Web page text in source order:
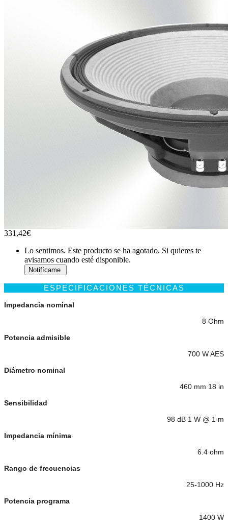
331,42€
Lo sentimos. Este producto se ha agotado. Si quieres te
avisamos cuando esté disponible.
ESPECIFICACIONES TÉCNICAS
Impedancia nominal
8 Ohm
Potencia admisible
700 W AES
Diámetro nominal
460 mm 18 in
Sensibilidad
98 dB 1 W @ 1 m
Impedancia mínima
6.4 ohm
Rango de frecuencias
25-1000 Hz
Potencia programa
1400 W